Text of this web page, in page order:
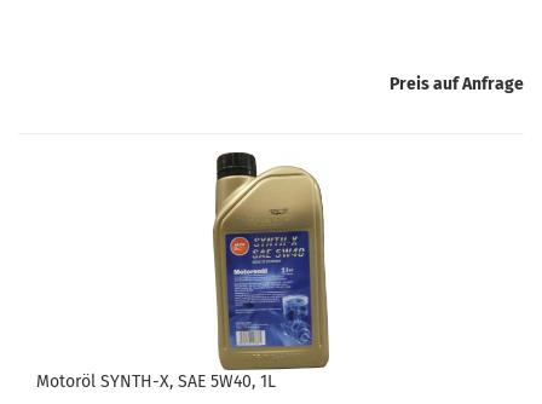
Preis auf Anfrage
Mo­tor­öl SYNTH-​​X, SAE 5W40, 1L